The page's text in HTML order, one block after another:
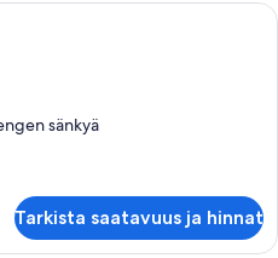
Hotellihuone, jossa on suuri sänky,
sänkyä
Tarkista saatavuus ja hinnat